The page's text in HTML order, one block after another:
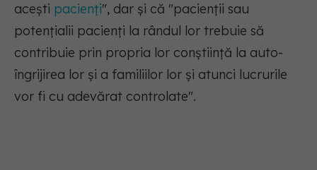
aceşti pacienţi", dar și că "pacienţii sau
potenţialii pacienţi la rândul lor trebuie să
contribuie prin propria lor conştiinţă la auto-
îngrijirea lor şi a familiilor lor şi atunci lucrurile
vor fi cu adevărat controlate".